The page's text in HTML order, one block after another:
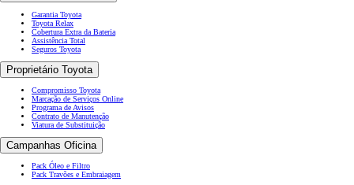
Garantia Toyota
Toyota Relax
Cobertura Extra da Bateria
Assistência Total
Seguros Toyota
Proprietário Toyota
Compromisso Toyota
Marcação de Serviços Online
Programa de Avisos
Contrato de Manutenção
Viatura de Substituição
Campanhas Oficina
Pack Óleo e Filtro
Pack Travões e Embraiagem